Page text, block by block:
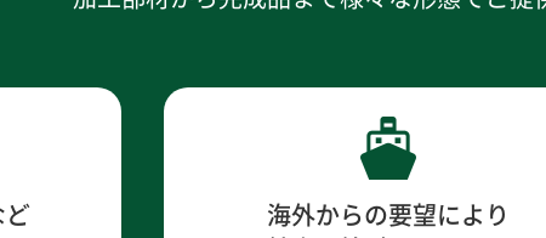
海外からの要望により